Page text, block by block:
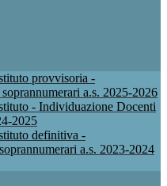
provvisoria -
a.s. 2025-2026
- Individuazione Docenti
2025
definitiva -
a.s. 2023-2024